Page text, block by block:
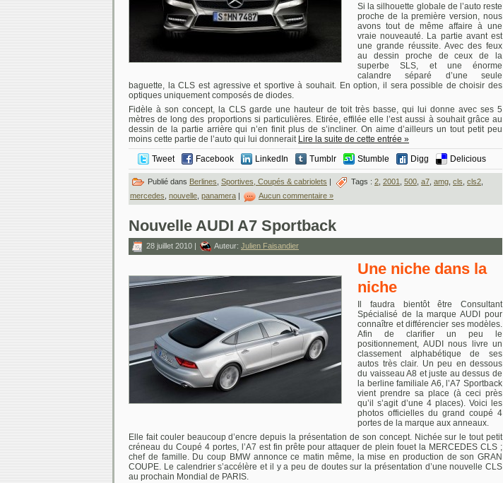
Si la silhouette globale de l’auto reste
proche de la première version, nous
avons tout de même affaire à une
vraie nouveauté. La partie avant est
une grande réussite. Avec des feux
au dessin proche de ceux de la
superbe SLS, et une énorme
calandre séparé d’une seule
baguette, la CLS est agressive et sportive à souhait. En option, il sera possible de choisir des
optiques uniquement composés de diodes.
Fidèle à son concept, la CLS garde une hauteur de toit très basse, qui lui donne avec ses 5
mètres de long des proportions si particulières. Etirée, effilée elle l’est aussi à souhait grâce au
dessin de la partie arrière qui n’en finit plus de s’incliner. On aime d’ailleurs un tout petit peu
moins cette partie de l’auto qui lui donnerait Lire la suite de cette entrée »
Tweet
Facebook LinkedIn Tumblr Stumble Digg Delicious
Publié dans Berlines Sportives, Coupés & cabriolets | Tags : 2 2001 500 a7 amg cls cls2
mercedes nouvelle panamera | Aucun commentaire »
Nouvelle AUDI A7 Sportback
28 juillet 2010 | Auteur: Julien Faisandier
Une niche dans la
niche
Il faudra bientôt être Consultant
Spécialisé de la marque AUDI pour
connaître et différencier ses modèles.
Afin de clarifier un peu le
positionnement, AUDI nous livre un
classement alphabétique de ses
autos très clair. Un peu en dessous
du vaisseau A8 et juste au dessus de
la berline familiale A6, l’A7 Sportback
vient prendre sa place (à ceci près
qu’il s’agit d’une 4 places). Voici les
photos officielles du grand coupé 4
portes de la marque aux anneaux.
Elle fait couler beaucoup d’encre depuis la présentation de son concept. Nichée sur le tout petit
créneau du Coupé 4 portes, l’A7 est fin prête pour attaquer de plein fouet la MERCEDES CLS ;
chef de famille. Du coup BMW annonce ce matin même, la mise en production de son GRAN
COUPE. Le calendrier s’accélère et il y a peu de doutes sur la présentation d’une nouvelle CLS
au prochain Mondial de PARIS.